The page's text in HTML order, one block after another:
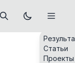
Статьи
Проекты